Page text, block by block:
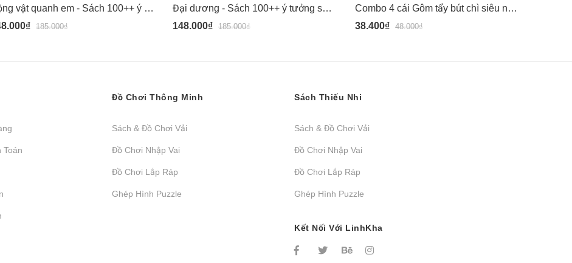
Động vật quanh em - Sách 100++ ý tưởng sáng tạo vẽ tranh bằng vân tay - màu an toàn cho bé - Đinh Tị
185.000₫
Đại dương - Sách 100++ ý tưởng sáng tạo vẽ tranh bằng vân tay - màu an toàn cho bé - Đinh Tị
148.000₫ 185.000₫
Combo 4 cái Gôm tẩy bút chì siêu nhân giao màu ngẫu nhiên Classmate
38.400₫ 48.000₫
Toán
Đồ Chơi Thông Minh
Sách & Đồ Chơi Vải
Đồ Chơi Nhập Vai
Đồ Chơi Lắp Ráp
Ghép Hình Puzzle
Sách Thiếu Nhi
Sách & Đồ Chơi Vải
Đồ Chơi Nhập Vai
Đồ Chơi Lắp Ráp
Ghép Hình Puzzle
Kết Nối Với LinhKha